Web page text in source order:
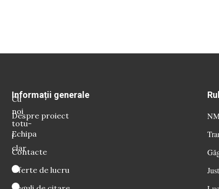
Cu
noi
totu-
i
clar
Informații generale
Despre proiect
Echipa
Contacte
Oferte de lucru